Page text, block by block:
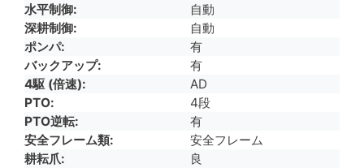
水平制御
自動
深耕制御
自動
ポンパ
有
バックアップ
有
4駆 (倍速)
AD
PTO
4段
PTO逆転
有
安全フレーム類
安全フレーム
耕耘爪
良